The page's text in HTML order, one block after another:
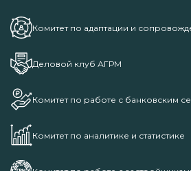
Комитет по адаптации и
Деловой клуб АГРМ
Комитет по работе с банковским
Комитет по аналитике и статистике